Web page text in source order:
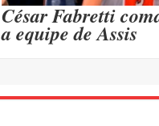
César Fabretti
a equipe de Assis